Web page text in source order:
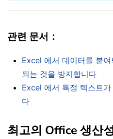
관련 문서：
Excel 에서 데이터를 붙
되는 것을 방지합니다
Excel 에서 특정 텍스트
다
최고의 Office 생산